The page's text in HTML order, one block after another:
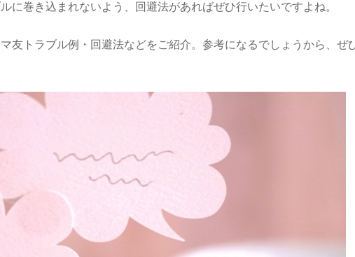
に巻き込まれないよう、回避法があればぜひ行いたいですよね。
友 トラブル例・回避法などをご紹介。参考になるでしょうから、ぜ